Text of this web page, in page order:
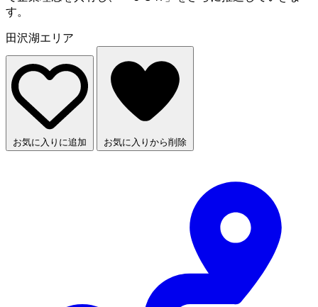
す。
田沢湖エリア
お気に入りに追加 お気に入りから削除